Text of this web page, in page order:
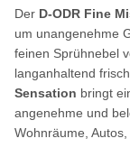
Der D-ODR Fine
um unangenehme
feinen Sprühnebel
langanhaltend
Sensation bringt
angenehme und
Wohnräume,